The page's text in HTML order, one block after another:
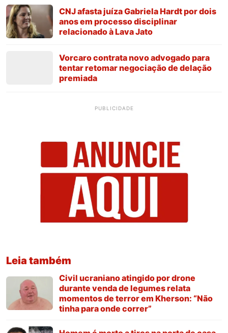
CNJ afasta juíza Gabriela Hardt por dois
anos em processo disciplinar
relacionado à Lava Jato
Vorcaro contrata novo advogado para
tentar retomar negociação de delação
premiada
PUBLICIDADE
Leia também
Civil ucraniano atingido por drone
durante venda de legumes relata
momentos de terror em Kherson: “Não
tinha para onde correr”